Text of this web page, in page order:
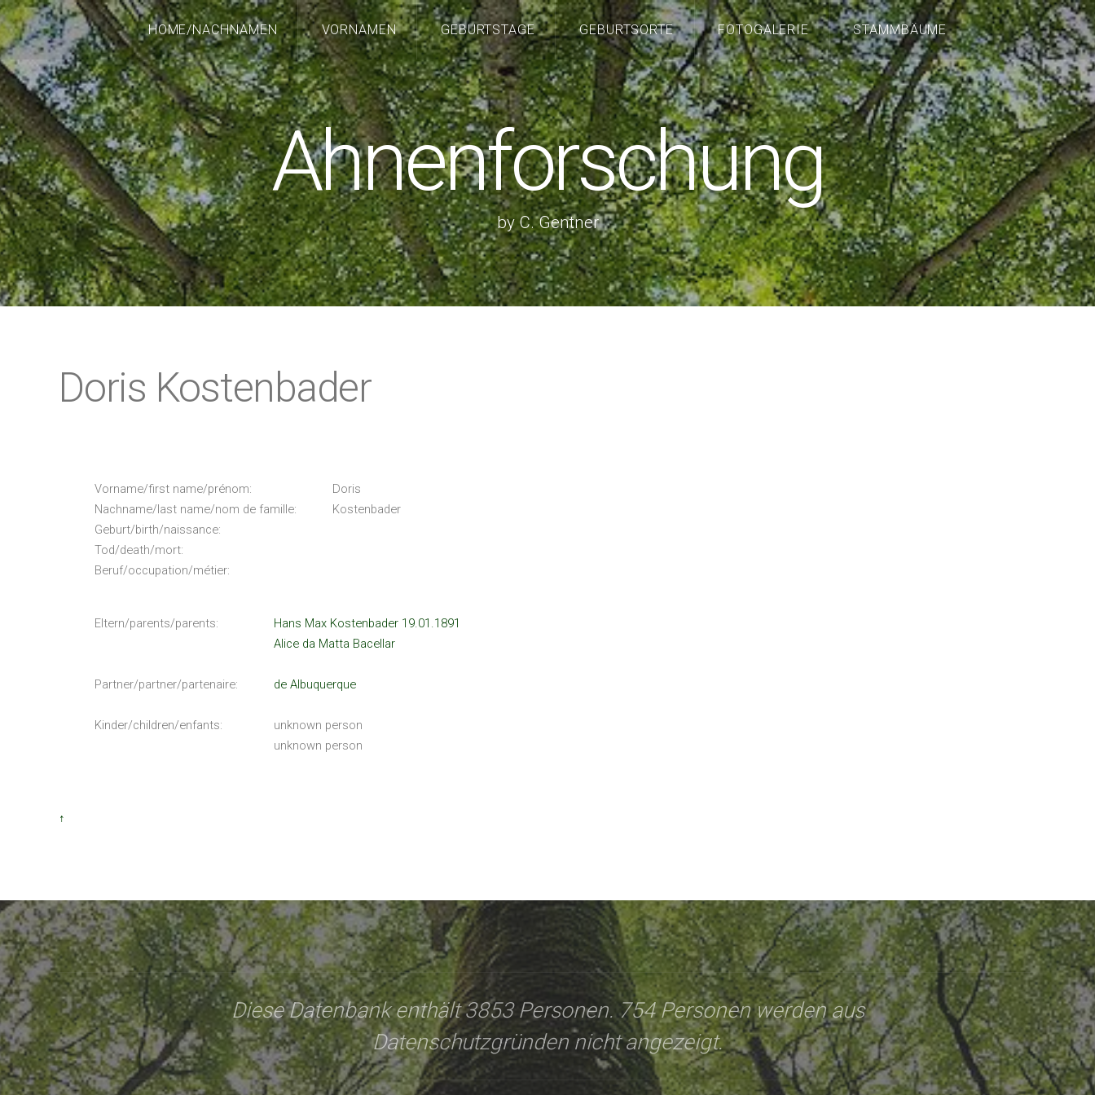
HOME/NACHNAMEN VORNAMEN GEBURTSTAGE GEBURTSORTE FOTOGALERIE STAMMBÄUME
Ahnenforschung
by C. Gentner
Doris Kostenbader
Vorname/first name/prénom:
Doris
Nachname/last name/nom de famille:
Kostenbader
Geburt/birth/naissance:
Tod/death/mort:
Beruf/occupation/métier:
Eltern/parents/parents:
Hans Max Kostenbader 19.01.1891
Alice da Matta Bacellar
Partner/partner/partenaire: de Albuquerque
Kinder/children/enfants:
unknown person
unknown person
↑
Diese Datenbank enthält 3853 Personen. 754 Personen werden aus
Datenschutzgründen nicht angezeigt.